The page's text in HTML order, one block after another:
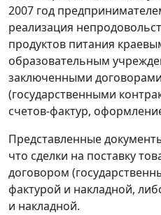
2007 год
реализация
продуктов питания
образовательным
заключенными
(государственными
счетов-фактур,
Представленные
что сделки на поставку
договором
фактурой и накладной,
и накладной.